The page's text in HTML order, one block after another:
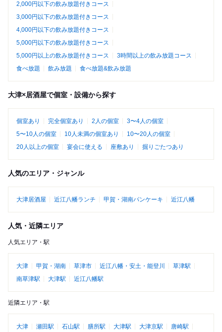
2,000円以下の飲み放題付きコース
3,000円以下の飲み放題付きコース
4,000円以下の飲み放題付きコース
5,000円以下の飲み放題付きコース
5,000円以上の飲み放題付きコース
3時間以上の飲み放題コース
食べ放題
飲み放題 食べ放題&飲み放題
大津×居酒屋で個室・設備から探す
個室あり 完全個室あり 2人の個室
3〜4人の個室
5〜10人の個室
10人未満の個室あり
10〜20人の個室
20人以上の個室
宴会に使える 座敷あり 掘りごたつあり
人気のエリア・ジャンル
大津居酒屋 近江八幡ランチ 甲賀・湖南パンケーキ 近江八幡
人気・近隣エリア
人気エリア・駅
大津 甲賀・湖南 草津市 近江八幡・安土・能登川
草津駅
南草津駅
大津駅 近江八幡駅
近隣エリア・駅
大津 瀬田駅 石山駅 膳所駅 大津駅 大津京駅
唐崎駅